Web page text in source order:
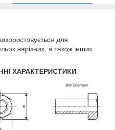
для
нарізних, а також інших
ХАРАКТЕРИСТИКИ